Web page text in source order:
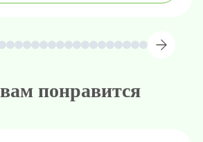
понравится